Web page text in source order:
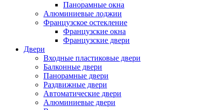
Панорамные окна
Алюминиевые лоджии
Французское остекление
Французские окна
Французские двери
Двери
Входные пластиковые двери
Балконные двери
Панорамные двери
Раздвижные двери
Автоматические двери
Алюминиевые двери